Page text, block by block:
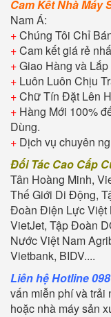
Cam Kết Nhà Máy
Nam Á:
+Chúng Tôi Chỉ
+Cam kết giá rẻ
+Giao Hàng và
+ Luôn Luôn Chịu
+Chữ Tín Đặt Lên
+ Hàng Mới 100%
Dùng.
+ Dịch vụ chuyên
Đối Tác Cao Cấp
Tân Hoàng Minh,
Thế Giới Di Động,
Đoàn Điện Lực Việt
VietJet, Tập Đoàn
Nước Việt Nam
Vietbank, BIDV....
Liên hệ Hotline
vấn miễn phí và trải
hoặc nhà máy sản